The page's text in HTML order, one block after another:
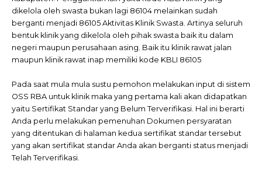
dikelola oleh swasta bukan lagi 86104 melainkan sudah
berganti menjadi 86105 Aktivitas Klinik Swasta. Artinya seluruh
bentuk klinik yang dikelola oleh pihak swasta baik itu dalam
negeri maupun perusahaan asing. Baik itu klinik rawat jalan
maupun klinik rawat inap memiliki kode KBLI 86105
Pada saat mula mula sustu pemohon melakukan input di sistem
OSS RBA untuk klinik maka yang pertama kali akan didapatkan
yaitu Sertifikat Standar yang Belum Terverifikasi. Hal ini berarti
Anda perlu melakukan pemenuhan Dokumen persyaratan
yang ditentukan di halaman kedua sertifikat standar tersebut
yang akan sertifikat standar Anda akan berganti status menjadi
Telah Terverifikasi.